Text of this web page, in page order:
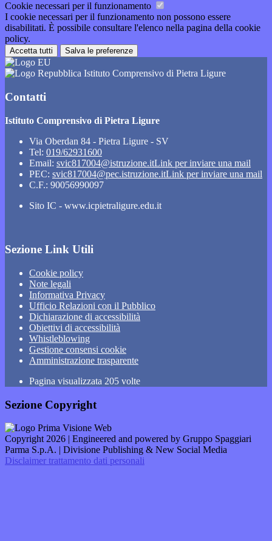
Cookie necessari per il funzionamento
I cookie necessari per il funzionamento non possono essere
disabilitati. È possibile consultare l'elenco nella pagina della cookie
policy.
Accetta tutti Salva le preferenze
Istituto Comprensivo di Pietra Ligure
Contatti
Istituto Comprensivo di Pietra Ligure
Via Oberdan 84 - Pietra Ligure - SV
Tel: 019/62931600
Email: svic817004@istruzione.itLink per inviare una mail
PEC: svic817004@pec.istruzione.itLink per inviare una mail
C.F.: 90056990097
Sito IC - www.icpietraligure.edu.it
Sezione Link Utili
Cookie policy
Note legali
Informativa Privacy
Ufficio Relazioni con il Pubblico
Dichiarazione di accessibilità
Obiettivi di accessibilità
Whistleblowing
Gestione consensi cookie
Amministrazione trasparente
Pagina visualizzata 205 volte
Sezione Copyright
Copyright 2026 | Engineered and powered by Gruppo Spaggiari
Parma S.p.A. | Divisione Publishing & New Social Media
Disclaimer trattamento dati personali